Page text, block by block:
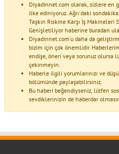
Diyadinnet.com olarak, sizlere en
ilke ediniyoruz. Ağrı'daki
Taşkın Riskine Karşı İş Makineleri
Genişletiliyor haberine buradan
Diyadinnet.com'u daha da
bizim için çok önemlidir.
endişe, öneri veya sorunuz olursa
çekinmeyin.
Haberle ilgili yorumlarınızı ve
bölümünde paylaşabilirsiniz.
Bu haberi beğendiyseniz, lütfen
sevdiklerinizin de haberdar